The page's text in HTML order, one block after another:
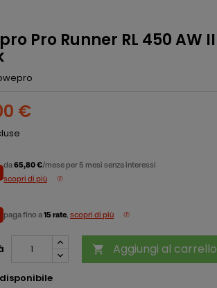
Pro Runner RL 450 AW II
€
da65,80 €/mese per 5 mesi senza interessi
scopri di più
paga fino a15 rate, scopri di più
 Aggiungi al carrello